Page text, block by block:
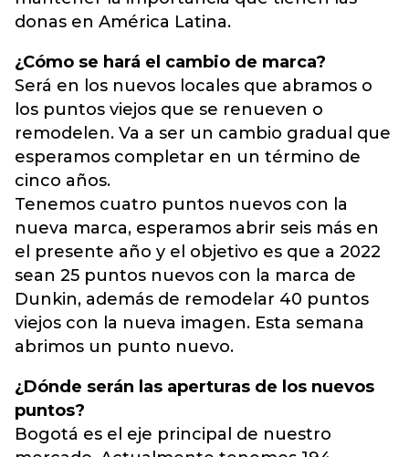
donas en América Latina.
¿Cómo se hará el cambio de marca?
Será en los nuevos locales que abramos o
los puntos viejos que se renueven o
remodelen. Va a ser un cambio gradual que
esperamos completar en un término de
cinco años.
Tenemos cuatro puntos nuevos con la
nueva marca, esperamos abrir seis más en
el presente año y el objetivo es que a 2022
sean 25 puntos nuevos con la marca de
Dunkin, además de remodelar 40 puntos
viejos con la nueva imagen. Esta semana
abrimos un punto nuevo.
¿Dónde serán las aperturas de los nuevos
puntos?
Bogotá es el eje principal de nuestro